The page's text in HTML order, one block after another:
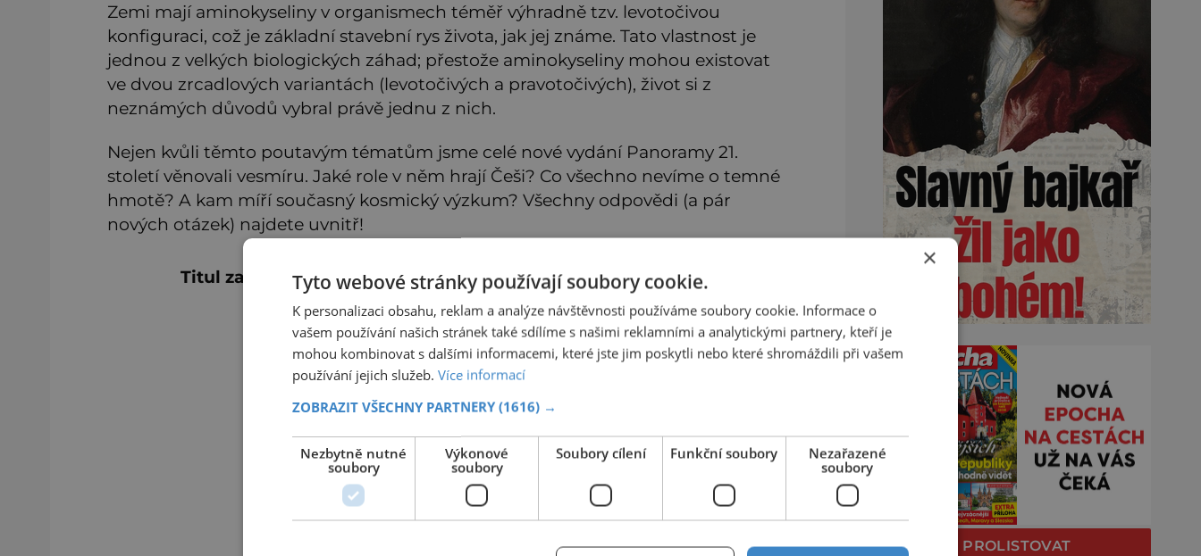
Zemi mají aminokyseliny v organismech téměř výhradně tzv. levotočivou
konfiguraci, což je základní stavební rys života, jak jej známe. Tato vlastnost je
jednou z velkých biologických záhad; přestože aminokyseliny mohou existovat
ve dvou zrcadlových variantách (levotočivých a pravotočivých), život si z
neznámých důvodů vybral právě jednu z nich.
Nejen kvůli těmto poutavým tématům jsme celé nové vydání Panoramy 21.
století věnovali vesmíru. Jaké role v něm hrají Češi? Co všechno nevíme o temné
hmotě? A kam míří současný kosmický výzkum? Všechny odpovědi (a pár
nových otázek) najdete uvnitř!
Titul zakoupíte ve vašich trafikách, či si ho můžete předplatit
ZDE
PROLISTOVAT
×
Tyto webové stránky používají soubory cookie.
K personalizaci obsahu, reklam a analýze návštěvnosti používáme soubory cookie. Informace o
vašem používání našich stránek také sdílíme s našimi reklamními a analytickými partnery, kteří je
mohou kombinovat s dalšími informacemi, které jste jim poskytli nebo které shromáždili při vašem
používání jejich služeb. Více informací
ZOBRAZIT VŠECHNY PARTNERY (1616) →
Nezbytně nutné
soubory
Výkonové
soubory
Soubory cílení Funkční soubory
Nezařazené
soubory